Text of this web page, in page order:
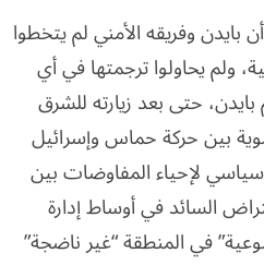
وفريقه الأمني لم يتخطوا
ولم يحاولوا ترجمتها في أي
حتى بعد زيارته للشرق
بين حركة حماس وإسرائيل
سياسي لإحياء المفاوضات بين
السائد في أوساط إدارة
في المنطقة “غير ناضجة”